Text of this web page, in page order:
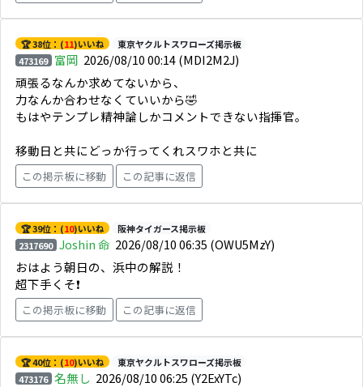
🏆 38位：(11)いいね
東京ヤクルトスワローズ掲示板
473169 富岡 2026/08/10 00:14(MDI2M2J)
頑張るなんか求めてないから、
力なんか合わせなくていいから🤣
もはやテンプレ精神論しかコメントできない指揮官。
移動日と共にどっか行ってくれスワホと共に
この掲示板に移動 この記事に返信
🏆 39位：(10)いいね
阪神タイガース掲示板
2317690 Joshin 命 2026/08/10 06:35 (OWU5MzY)
おはよう朝日の、浜中の解説！
超下手くそ❗
この掲示板に移動 この記事に返信
🏆 40位：(10)いいね
東京ヤクルトスワローズ掲示板
473176 名無し 2026/08/10 06:25 (Y2ExYTc)